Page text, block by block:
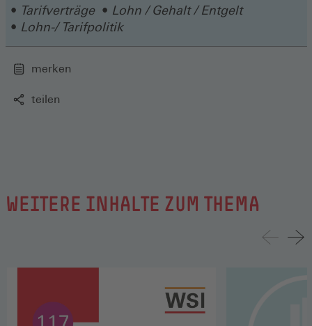
Tarifverträge
Lohn / Gehalt / Entgelt
Lohn-/ Tarifpolitik
merken
teilen
WEITERE INHALTE ZUM THEMA